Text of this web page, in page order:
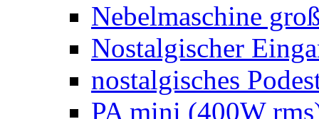
Nebelmaschine
Nostalgischer
nostalgisches
PA mini (400W